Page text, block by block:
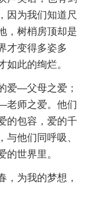
因为我们知道尺
，树梢房顶却是
才变得多姿多
如此的绚烂。
爱—父母之爱；
老师之爱。他们
的包容，爱的千
与他们同呼吸、
的世界里。
，为我的梦想，